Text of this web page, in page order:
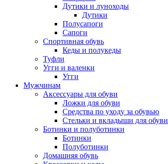
Дутики и луноходы
Дутики
Полусапоги
Сапоги
Спортивная обувь
Кеды и полукеды
Туфли
Угги и валенки
Угги
Мужчинам
Аксессуары для обуви
Ложки для обуви
Средства по уходу за обувью
Стельки и вкладыши для обуви
Ботинки и полуботинки
Ботинки
Полуботинки
Домашняя обувь